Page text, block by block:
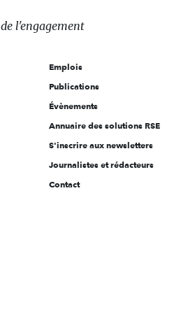
de l'engagement
Emplois
Publications
Évènements
Annuaire des solutions RSE
S'inscrire aux newsletters
Journalistes et rédacteurs
Contact